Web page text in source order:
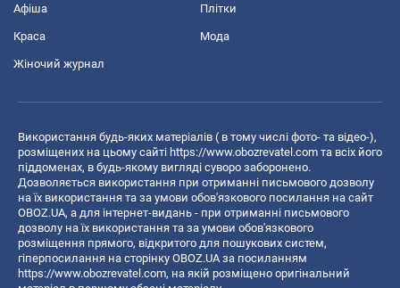
Афіша Плітки
Краса Мода
Жіночий журнал
Використання будь-яких матеріалів ( в тому числі фото- та відео-),
розміщених на цьому сайті https://www.obozrevatel.com та всіх його
піддоменах, в будь-якому вигляді суворо заборонено.
Дозволяється використання при отриманні письмового дозволу
на їх використання та за умови обов'язкового посилання на сайт
OBOZ.UA, а для інтернет-видань - при отриманні письмового
дозволу на їх використання та за умови обов'язкового
розміщення прямого, відкритого для пошукових систем,
гіперпосилання на сторінку OBOZ.UA за посиланням
https://www.obozrevatel.com, на якій розміщено оригінальний